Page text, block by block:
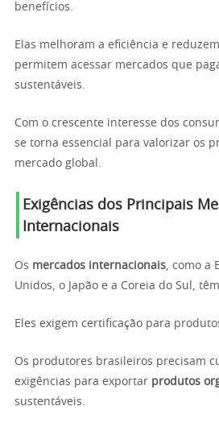
benefícios.
Elas melhoram a eficiência e
permitem acessar mercados que
sustentáveis.
Com o crescente interesse dos
se torna essencial para valorizar os
mercado global.
Exigências dos Principais
Internacionais
Os mercados internacionais, como a
Unidos, o Japão e a Coreia do Sul,
Eles exigem certificação para
Os produtores brasileiros precisam
exigências para exportar produtos
sustentáveis.